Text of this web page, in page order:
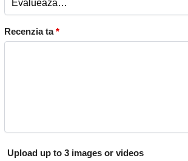
Recenzia ta*
Upload up to 3 images or videos